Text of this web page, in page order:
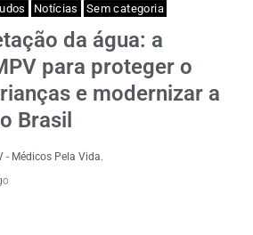
Notícias Sem categoria
da água: a
para proteger o
e modernizar a
Brasil
- Médicos Pela Vida.